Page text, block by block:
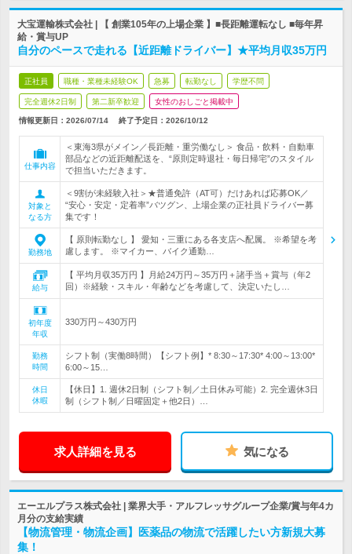
大宝運輸株式会社 | 【 創業105年の上場企業 】■長距離運転なし ■毎年昇
給・賞与UP
自分のペースで走れる【近距離ドライバー】★平均月収35万円
正社員 職種・業種未経験OK 急募 転勤なし 学歴不問
完全週休2日制 第二新卒歓迎 女性のおしごと掲載中
情報更新日：2026/07/14 終了予定日： 2026/10/12
仕事内容
＜東海3県がメイン／長距離・重労働なし＞ 食品・飲料・自動車
部品などの近距離配送を、“原則定時退社・毎日帰宅”のスタイル
で担当いただきます。
対象と
なる方
＜9割が未経験入社＞★普通免許（AT可）だけあれば応募OK／
“安心・安定・定着率”バツグン、上場企業の正社員ドライバー募
集です！
勤務地
【 原則転勤なし 】 愛知・三重にある各支店へ配属。 ※希望を考
慮します。 ※マイカー、バイク通勤…
給与
【 平均月収35万円 】月給24万円～35万円＋諸手当＋賞与（年2
回）※経験・スキル・年齢などを考慮して、決定いたし…
初年度
年収
330万円～430万円
勤務
時間
シフト制（実働8時間）【シフト例】* 8:30～17:30* 4:00～13:00*
6:00～15…
休日
休暇
【休日】1. 週休2日制（シフト制／土日休み可能）2. 完全週休3日
制（シフト制／日曜固定＋他2日）…
求人詳細を見る 気になる
エーエルプラス株式会社 | 業界大手・アルフレッサグループ企業/賞与年4カ
月分の支給実績
【物流管理・物流企画】医薬品の物流で活躍したい方新規大募
集！